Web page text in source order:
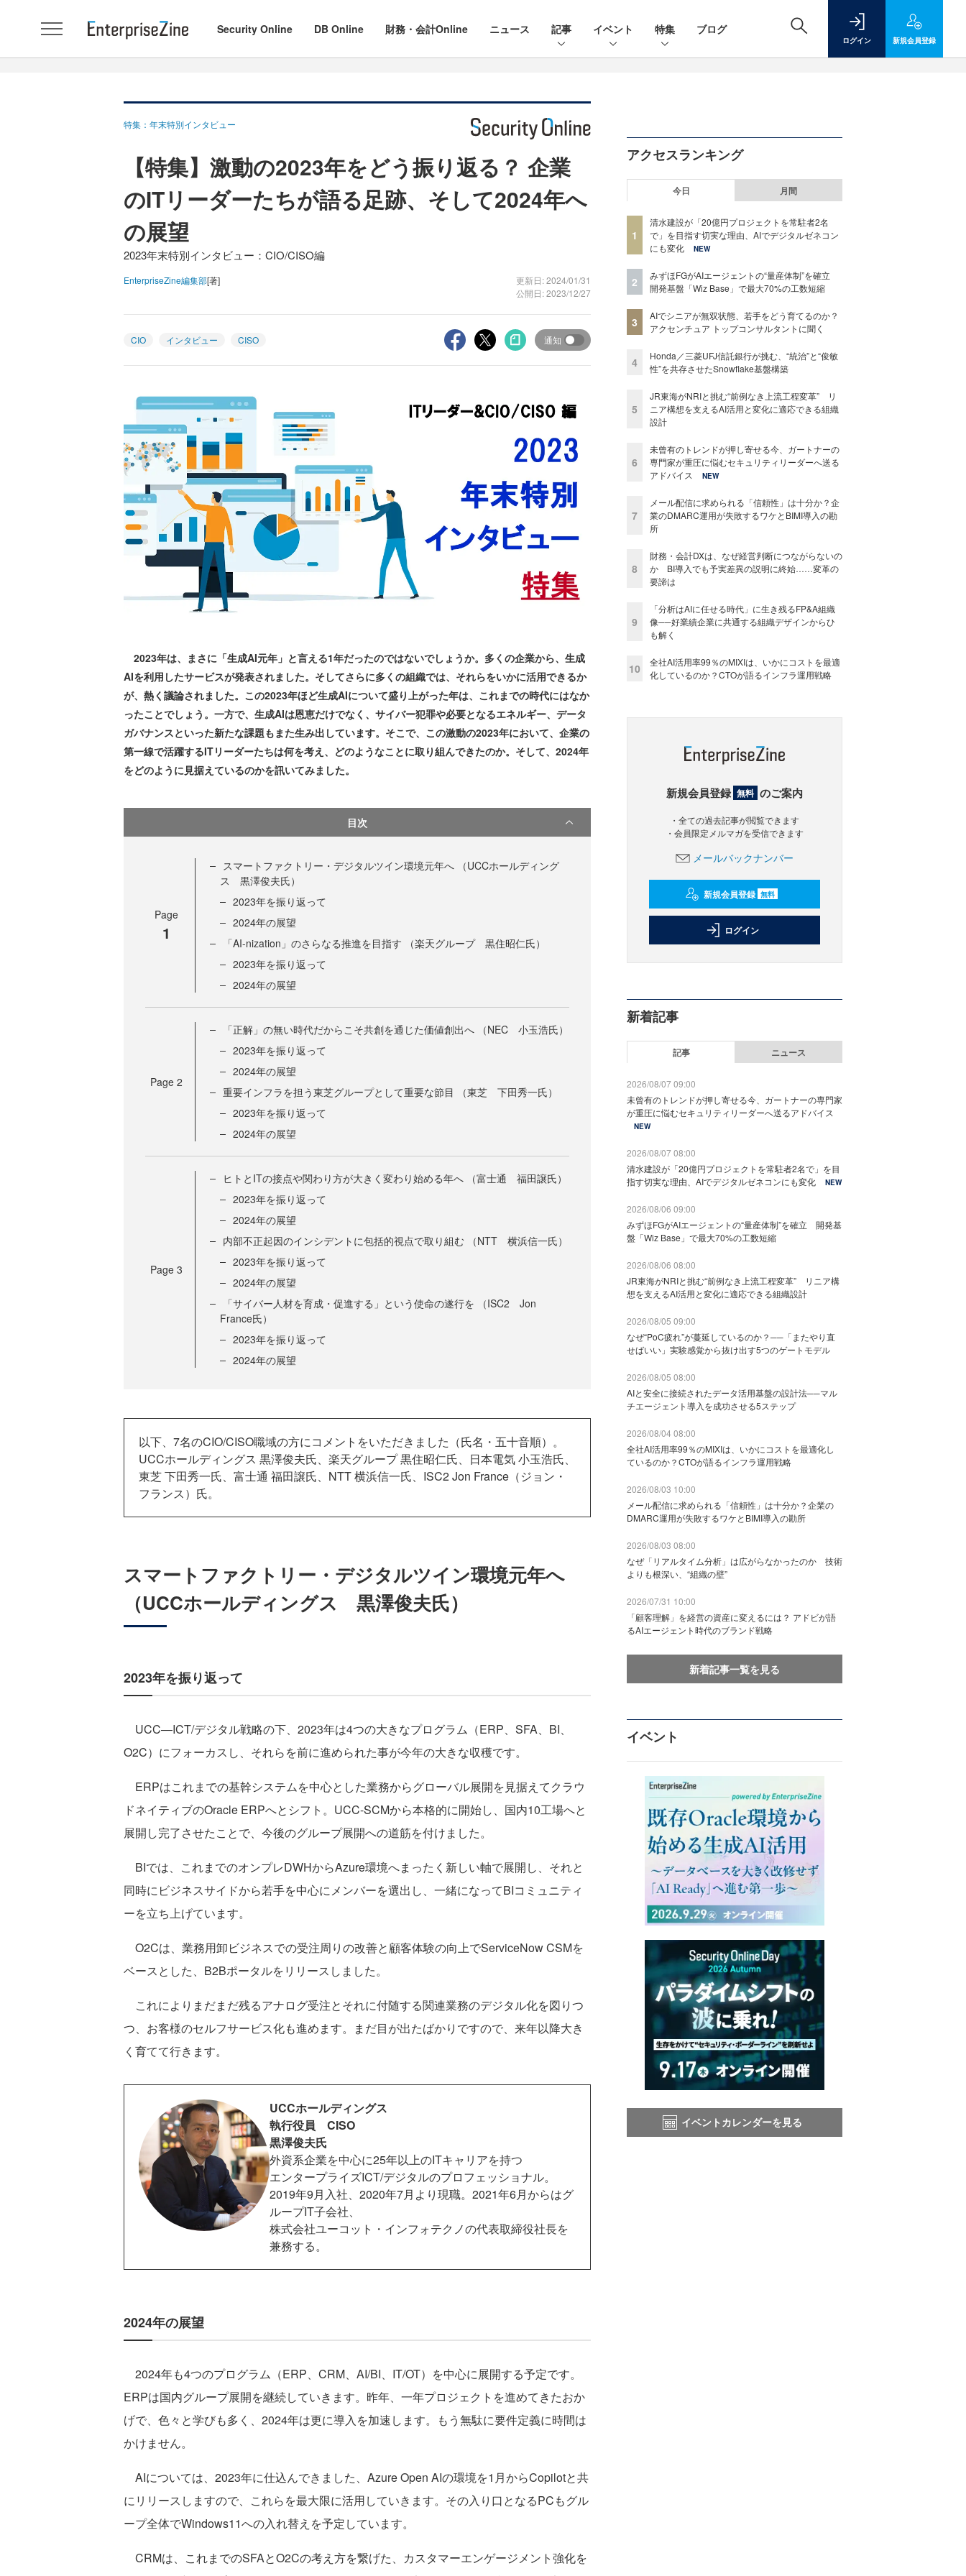
Security Online DB Online 財務・会計Online ニュース 記事 イベント 特集 ブログ
ログイン 新規会員登録
特集：年末特別インタビュー
【特集】激動の2023年をどう振り返る？ 企業
のITリーダーたちが語る足跡、そして2024年へ
の展望
2023年末特別インタビュー：CIO/CISO編
EnterpriseZine編集部[著]
更新日: 2024/01/31
公開日: 2023/12/27
CIO インタビュー CISO 通知
2023年は、まさに「生成AI元年」と言える1年だったのではないでしょうか。多くの企業から、生成
AIを利用したサービスが発表されました。そしてさらに多くの組織では、それらをいかに活用できるか
が、熱く議論されました。この2023年ほど生成AIについて盛り上がった年は、これまでの時代にはなか
ったことでしょう。一方で、生成AIは恩恵だけでなく、サイバー犯罪や必要となるエネルギー、データ
ガバナンスといった新たな課題もまた生み出しています。そこで、この激動の2023年において、企業の
第一線で活躍するITリーダーたちは何を考え、どのようなことに取り組んできたのか。そして、2024年
をどのように見据えているのかを訊いてみました。
目次
Page
1
スマートファクトリー・デジタルツイン環境元年へ （UCCホールディング
ス 黒澤俊夫氏）
2023年を振り返って
2024年の展望
「AI-nization」のさらなる推進を目指す （楽天グループ 黒住昭仁氏）
2023年を振り返って
2024年の展望
Page 2
「正解」の無い時代だからこそ共創を通じた価値創出へ （NEC 小玉浩氏）
2023年を振り返って
2024年の展望
重要インフラを担う東芝グループとして重要な節目 （東芝 下田秀一氏）
2023年を振り返って
2024年の展望
Page 3
ヒトとITの接点や関わり方が大きく変わり始める年へ （富士通 福田譲氏）
2023年を振り返って
2024年の展望
内部不正起因のインシデントに包括的視点で取り組む （NTT 横浜信一氏）
2023年を振り返って
2024年の展望
「サイバー人材を育成・促進する」という使命の遂行を （ISC2 Jon
France氏）
2023年を振り返って
2024年の展望
以下、7名のCIO/CISO職域の方にコメントをいただきました（氏名・五十音順）。
UCCホールディングス 黒澤俊夫氏、楽天グループ 黒住昭仁氏、日本電気 小玉浩氏、
東芝 下田秀一氏、富士通 福田譲氏、NTT 横浜信一氏、ISC2 Jon France（ジョン・
フランス）氏。
スマートファクトリー・デジタルツイン環境元年へ
（UCCホールディングス 黒澤俊夫氏）
2023年を振り返って
UCC―ICT/デジタル戦略の下、2023年は4つの大きなプログラム（ERP、SFA、BI、
O2C）にフォーカスし、それらを前に進められた事が今年の大きな収穫です。
ERPはこれまでの基幹システムを中心とした業務からグローバル展開を見据えてクラウ
ドネイティブのOracle ERPへとシフト。UCC-SCMから本格的に開始し、国内10工場へと
展開し完了させたことで、今後のグループ展開への道筋を付けました。
BIでは、これまでのオンプレDWHからAzure環境へまったく新しい軸で展開し、それと
同時にビジネスサイドから若手を中心にメンバーを選出し、一緒になってBIコミュニティ
ーを立ち上げています。
O2Cは、業務用卸ビジネスでの受注周りの改善と顧客体験の向上でServiceNow CSMを
ベースとした、B2Bポータルをリリースしました。
これによりまだまだ残るアナログ受注とそれに付随する関連業務のデジタル化を図りつ
つ、お客様のセルフサービス化も進めます。まだ目が出たばかりですので、来年以降大き
く育てて行きます。
UCCホールディングス
執行役員 CISO
黒澤俊夫氏
外資系企業を中心に25年以上のITキャリアを持つ
エンタープライズICT/デジタルのプロフェッショナル。
2019年9月入社、2020年7月より現職。2021年6月からはグ
ループIT子会社、
株式会社ユーコット・インフォテクノの代表取締役社長を
兼務する。
2024年の展望
2024年も4つのプログラム（ERP、CRM、AI/BI、IT/OT）を中心に展開する予定です。
ERPは国内グループ展開を継続していきます。昨年、一年プロジェクトを進めてきたおか
げで、色々と学びも多く、2024年は更に導入を加速します。もう無駄に要件定義に時間は
かけません。
AIについては、2023年に仕込んできました、Azure Open AIの環境を1月からCopilotと共
にリリースしますので、これらを最大限に活用していきます。その入り口となるPCもグル
ープ全体でWindows11への入れ替えを予定しています。
CRMは、これまでのSFAとO2Cの考え方を繋げた、カスタマーエンゲージメント強化を
アクセスランキング
今日 月間
1
清水建設が「20億円プロジェクトを常駐者2名
で」を目指す切実な理由、AIでデジタルゼネコン
にも変化
NEW
2
みずほFGがAIエージェントの“量産体制”を確立
開発基盤「Wiz Base」で最大70%の工数短縮
3
AIでシニアが無双状態、若手をどう育てるのか？
アクセンチュア トップコンサルタントに聞く
4
Honda／三菱UFJ信託銀行が挑む、“統治”と“俊敏
性”を共存させたSnowflake基盤構築
5
JR東海がNRIと挑む“前例なき上流工程変革” リ
ニア構想を支えるAI活用と変化に適応できる組織
設計
6
未曾有のトレンドが押し寄せる今、ガートナーの
専門家が重圧に悩むセキュリティリーダーへ送る
アドバイス
NEW
7
メール配信に求められる「信頼性」は十分か？企
業のDMARC運用が失敗するワケとBIMI導入の勘
所
8
財務・会計DXは、なぜ経営判断につながらないの
か BI導入でも予実差異の説明に終始……変革の
要諦は
9
「分析はAIに任せる時代」に生き残るFP&A組織
像──好業績企業に共通する組織デザインからひ
も解く
10
全社AI活用率99％のMIXIは、いかにコストを最適
化しているのか？CTOが語るインフラ運用戦略
新規会員登録 無料 のご案内
・全ての過去記事が閲覧できます
・会員限定メルマガを受信できます
メールバックナンバー
新規会員登録 無料
ログイン
新着記事
記事 ニュース
2026/08/07 09:00
未曾有のトレンドが押し寄せる今、ガートナーの専門家
が重圧に悩むセキュリティリーダーへ送るアドバイス
NEW
2026/08/07 08:00
清水建設が「20億円プロジェクトを常駐者2名で」を目
指す切実な理由、AIでデジタルゼネコンにも変化
NEW
2026/08/06 09:00
みずほFGがAIエージェントの“量産体制”を確立 開発基
盤「Wiz Base」で最大70%の工数短縮
2026/08/06 08:00
JR東海がNRIと挑む“前例なき上流工程変革” リニア構
想を支えるAI活用と変化に適応できる組織設計
2026/08/05 09:00
なぜ“PoC疲れ”が蔓延しているのか？──「またやり直
せばいい」実験感覚から抜け出す5つのゲートモデル
2026/08/05 08:00
AIと安全に接続されたデータ活用基盤の設計法──マル
チエージェント導入を成功させる5ステップ
2026/08/04 08:00
全社AI活用率99％のMIXIは、いかにコストを最適化し
ているのか？CTOが語るインフラ運用戦略
2026/08/03 10:00
メール配信に求められる「信頼性」は十分か？企業の
DMARC運用が失敗するワケとBIMI導入の勘所
2026/08/03 08:00
なぜ「リアルタイム分析」は広がらなかったのか 技術
よりも根深い、“組織の壁”
2026/07/31 10:00
「顧客理解」を経営の資産に変えるには？ アドビが語
るAIエージェント時代のブランド戦略
新着記事一覧を見る
イベント
イベントカレンダーを見る